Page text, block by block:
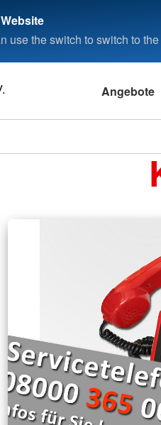
use the switch to switch to
Angebote